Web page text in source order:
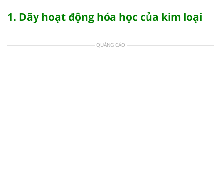
1. Dãy hoạt động hóa học của kim loại
QUẢNG CÁO